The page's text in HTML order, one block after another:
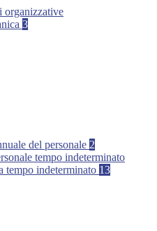
organizzative
3
del personale 2
tempo indeterminato
tempo indeterminato 13